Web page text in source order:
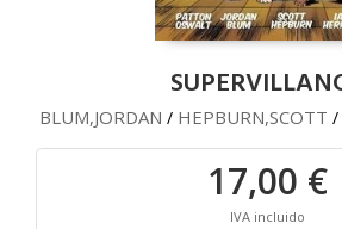
BLUM,JORDAN / HEPBURN,SCOTT /
17,00 €
IVA incluido